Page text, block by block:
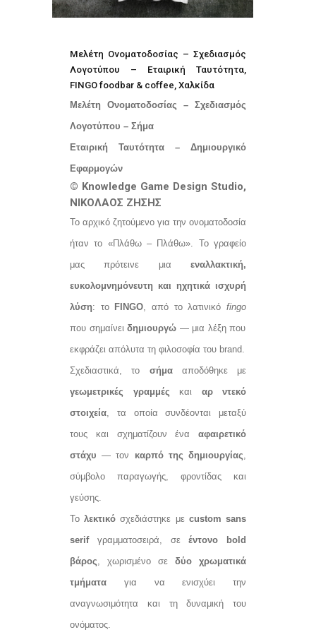
Μελέτη Ονοματοδοσίας – Σχεδιασμός
Λογοτύπου – Εταιρική Ταυτότητα,
FINGO foodbar & coffee, Χαλκίδα
Μελέτη Ονοματοδοσίας – Σχεδιασμός
Λογοτύπου – Σήμα
Εταιρική Ταυτότητα – Δημιουργικό
Εφαρμογών
© Knowledge Game Design Studio,
ΝΙΚΟΛΑΟΣ ΖΗΣΗΣ
Το αρχικό ζητούμενο για την ονοματοδοσία
ήταν το «Πλάθω – Πλάθω». Το γραφείο
μας πρότεινε μια εναλλακτική,
ευκολομνημόνευτη και ηχητικά ισχυρή
λύση: το FINGO , από το λατινικόfingo
που σημαίνειδημιουργώ — μια λέξη που
εκφράζει απόλυτα τη φιλοσοφία του brand.
Σχεδιαστικά, το σήμααποδόθηκε με
γεωμετρικές γραμμές και αρ ντεκό
στοιχεία , τα οποία συνδέονται μεταξύ
τους και σχηματίζουν ένα αφαιρετικό
στάχυ — τον καρπό της δημιουργίας
σύμβολο παραγωγής, φροντίδας και
γεύσης.
Τολεκτικό σχεδιάστηκε με custom sans
serifγραμματοσειρά, σεέντονο bold
βάρος , χωρισμένο σε δύο χρωματικά
τμήματα για να ενισχύει την
αναγνωσιμότητα και τη δυναμική του
ονόματος.